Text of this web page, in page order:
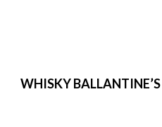
WHISKY BALLANTINE’S